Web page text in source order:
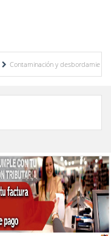
y desbordamiento de